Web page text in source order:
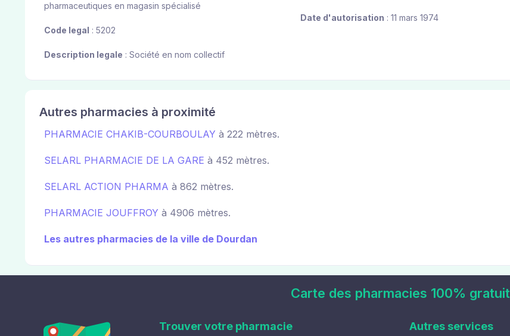
pharmaceutiques en magasin spécialisé
Code legal : 5202
Description legale : Société en nom collectif
Date d'autorisation : 11 mars 1974
Autres pharmacies à proximité
PHARMACIE CHAKIB-COURBOULAY à 222 mètres.
SELARL PHARMACIE DE LA GARE à 452 mètres.
SELARL ACTION PHARMA à 862 mètres.
PHARMACIE JOUFFROY à 4906 mètres.
Les autres pharmacies de la ville de Dourdan
Carte des pharmacies 100% gratuit
Trouver votre pharmacie Autres services